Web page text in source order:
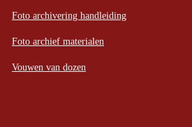
Foto archivering handleiding
Foto archief materialen
Vouwen van dozen